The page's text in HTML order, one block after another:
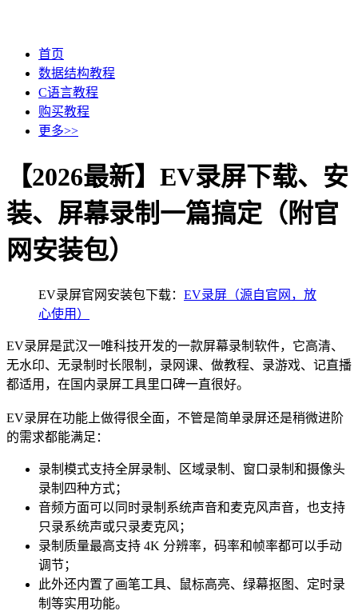
首页
数据结构教程
C语言教程
购买教程
更多>>
【2026最新】EV录屏下载、安
装、屏幕录制一篇搞定（附官
网安装包）
EV录屏官网安装包下载： EV录屏（源自官网，放
心使用）
EV录屏是武汉一唯科技开发的一款屏幕录制软件，它高清、
无水印、无录制时长限制，录网课、做教程、录游戏、记直播
都适用，在国内录屏工具里口碑一直很好。
EV录屏在功能上做得很全面，不管是简单录屏还是稍微进阶
的需求都能满足：
录制模式支持全屏录制、区域录制、窗口录制和摄像头
录制四种方式；
音频方面可以同时录制系统声音和麦克风声音，也支持
只录系统声或只录麦克风；
录制质量最高支持 4K 分辨率，码率和帧率都可以手动
调节；
此外还内置了画笔工具、鼠标高亮、绿幕抠图、定时录
制等实用功能。